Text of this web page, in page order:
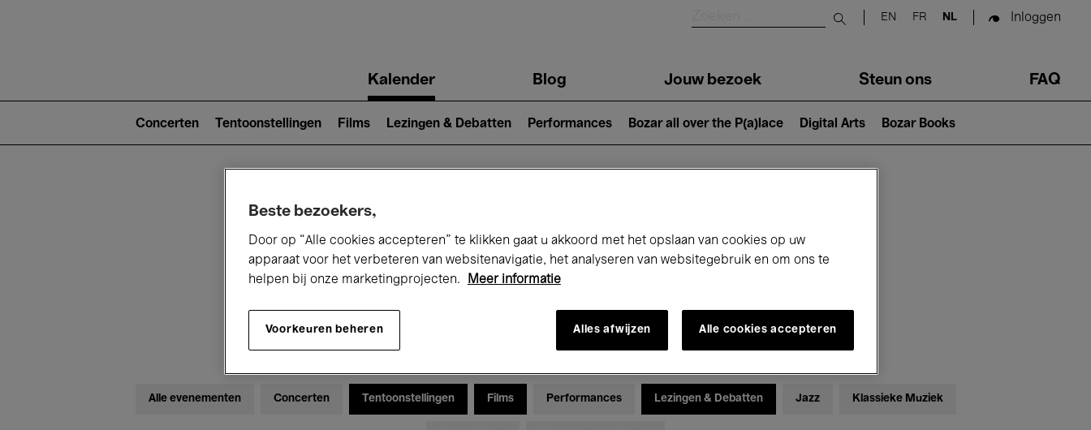
Submit search
EN FR NL Inloggen
navigationKalender Blog Jouw bezoek Steun ons FAQ
2)
Concerten Tentoonstellingen Films Lezingen & Debatten Performances Bozar all over the P(a)lace Digital Arts Bozar Books
Nu bij Bozar
Dinsdag 09 December 2025
Alle evenementen Concerten Tentoonstellingen Films Performances Lezingen & Debatten Jazz Klassieke Muziek
Beste bezoekers,
Door op “Alle cookies accepteren” te klikken gaat u akkoord met het opslaan van cookies op uw
apparaat voor het verbeteren van websitenavigatie, het analyseren van websitegebruik en om ons te
helpen bij onze marketingprojecten.
Meer informatie
Voorkeuren beheren Alles afwijzen Alle cookies accepteren